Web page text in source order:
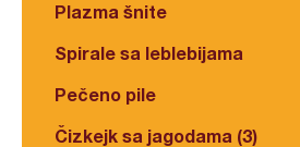
Plazma šnite
Spirale sa leblebijama
Pečeno pile
Čizkejk sa jagodama (3)